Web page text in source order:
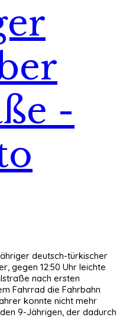
-
deutsch-türkischer
gegen 12:50 Uhr leichte
nach ersten
Fahrrad die Fahrbahn
konnte nicht mehr
9-Jährigen, der dadurch